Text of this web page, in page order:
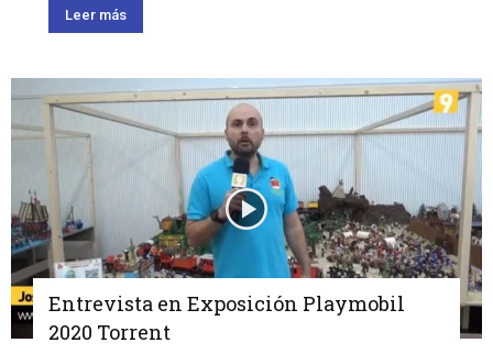
Leer más
Entrevista en Exposición Playmobil
2020 Torrent